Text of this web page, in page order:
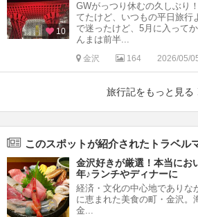
10
GWがっつり休むの久しぶり
てたけど、いつもの平日旅
で迷ったけど、5月に入って
んまは前半...
金沢 164 2026/05/
旅行記をもっと見る
このスポットが紹介されたトラベル
金沢好きが厳選！本当にお
年♪ランチやディナーに
経済・文化の中心地でありな
に恵まれた美食の町・金沢。
金...